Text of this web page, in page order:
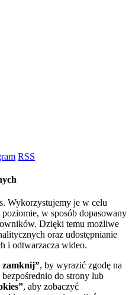
RSS
Wykorzystujemy je w celu
w sposób dopasowany
Dzięki temu możliwe
oraz udostępnianie
i odtwarzacza wideo.
zamknij”, by wyrazić zgodę na
do strony lub
, aby zobaczyć